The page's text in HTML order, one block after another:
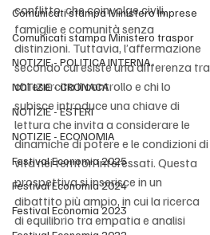
Comunicati stampa Ministero Imprese
Comunicati stampa Ministero traspor
NOTIZIE - POLITICA INTERNA
NOTIZIE - CRONACA
NOTIZIE - ESTERI
NOTIZIE - ECONOMIA
Festival Economia 2025
Festival Economia 2024
Festival Economia 2023
conflitto, che coinvolge civili,
famiglie e comunità senza
distinzioni. Tuttavia, l’affermazione
secondo cui esiste una differenza tra
chi esercita il controllo e chi lo
subisce introduce una chiave di
lettura che invita a considerare le
dinamiche di potere e le condizioni di
vita nei territori interessati. Questa
prospettiva si inserisce in un
dibattito più ampio, in cui la ricerca
di equilibrio tra empatia e analisi